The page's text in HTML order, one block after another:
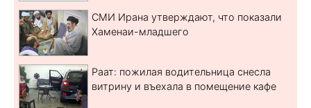
СМИ Ирана утверждают, что показали
Хаменаи-младшего
Раат: пожилая водительница снесла
витрину и въехала в помещение кафе